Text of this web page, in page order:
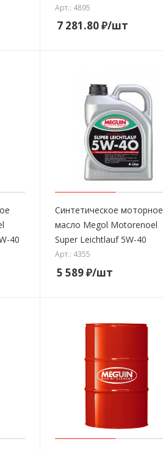
Арт.: 4895
7 281.80₽/шт
40
Синтетическое моторное
масло Megol Motorenoel
Super Leichtlauf 5W-40
Арт.: 4355
5 589₽/шт